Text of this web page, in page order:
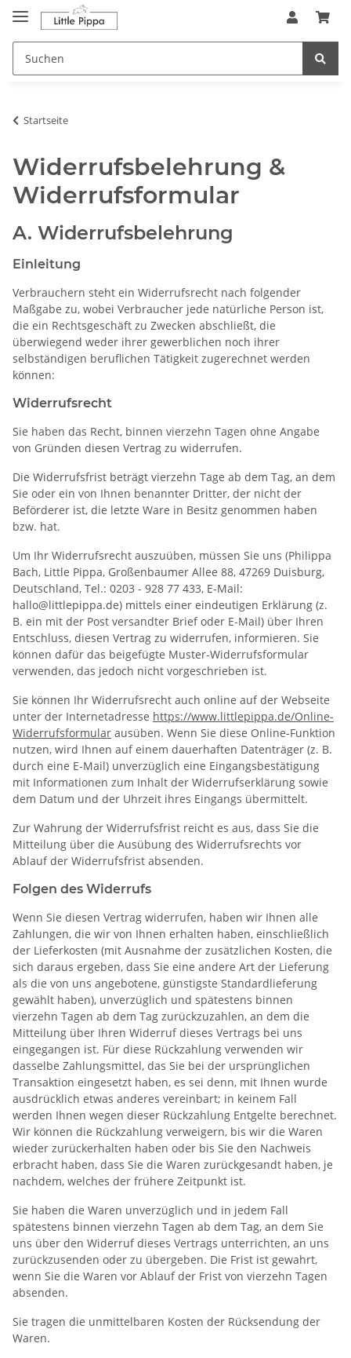
Zum Hauptinhalt springen
springen
Startseite
Widerrufsbelehrung &
Widerrufsformular
A. Widerrufsbelehrung
Einleitung
Verbrauchern steht ein Widerrufsrecht nach folgender
Maßgabe zu, wobei Verbraucher jede natürliche Person ist,
die ein Rechtsgeschäft zu Zwecken abschließt, die
überwiegend weder ihrer gewerblichen noch ihrer
selbständigen beruflichen Tätigkeit zugerechnet werden
können:
Widerrufsrecht
Sie haben das Recht, binnen vierzehn Tagen ohne Angabe
von Gründen diesen Vertrag zu widerrufen.
Die Widerrufsfrist beträgt vierzehn Tage ab dem Tag, an dem
Sie oder ein von Ihnen benannter Dritter, der nicht der
Beförderer ist, die letzte Ware in Besitz genommen haben
bzw. hat.
Um Ihr Widerrufsrecht auszuüben, müssen Sie uns (Philippa
Bach, Little Pippa, Großenbaumer Allee 88, 47269 Duisburg,
Deutschland, Tel.: 0203 - 928 77 433, E-Mail:
hallo@littlepippa.de) mittels einer eindeutigen Erklärung (z.
B. ein mit der Post versandter Brief oder E-Mail) über Ihren
Entschluss, diesen Vertrag zu widerrufen, informieren. Sie
können dafür das beigefügte Muster-Widerrufsformular
verwenden, das jedoch nicht vorgeschrieben ist.
Sie können Ihr Widerrufsrecht auch online auf der Webseite
unter der Internetadresse https://www.littlepippa.de/Online-
Widerrufsformular ausüben. Wenn Sie diese Online-Funktion
nutzen, wird Ihnen auf einem dauerhaften Datenträger (z. B.
durch eine E-Mail) unverzüglich eine Eingangsbestätigung
mit Informationen zum Inhalt der Widerrufserklärung sowie
dem Datum und der Uhrzeit ihres Eingangs übermittelt.
Zur Wahrung der Widerrufsfrist reicht es aus, dass Sie die
Mitteilung über die Ausübung des Widerrufsrechts vor
Ablauf der Widerrufsfrist absenden.
Folgen des Widerrufs
Wenn Sie diesen Vertrag widerrufen, haben wir Ihnen alle
Zahlungen, die wir von Ihnen erhalten haben, einschließlich
der Lieferkosten (mit Ausnahme der zusätzlichen Kosten, die
sich daraus ergeben, dass Sie eine andere Art der Lieferung
als die von uns angebotene, günstigste Standardlieferung
gewählt haben), unverzüglich und spätestens binnen
vierzehn Tagen ab dem Tag zurückzuzahlen, an dem die
Mitteilung über Ihren Widerruf dieses Vertrags bei uns
eingegangen ist. Für diese Rückzahlung verwenden wir
dasselbe Zahlungsmittel, das Sie bei der ursprünglichen
Transaktion eingesetzt haben, es sei denn, mit Ihnen wurde
ausdrücklich etwas anderes vereinbart; in keinem Fall
werden Ihnen wegen dieser Rückzahlung Entgelte berechnet.
Wir können die Rückzahlung verweigern, bis wir die Waren
wieder zurückerhalten haben oder bis Sie den Nachweis
erbracht haben, dass Sie die Waren zurückgesandt haben, je
nachdem, welches der frühere Zeitpunkt ist.
Sie haben die Waren unverzüglich und in jedem Fall
spätestens binnen vierzehn Tagen ab dem Tag, an dem Sie
uns über den Widerruf dieses Vertrags unterrichten, an uns
zurückzusenden oder zu übergeben. Die Frist ist gewahrt,
wenn Sie die Waren vor Ablauf der Frist von vierzehn Tagen
absenden.
Sie tragen die unmittelbaren Kosten der Rücksendung der
Waren.